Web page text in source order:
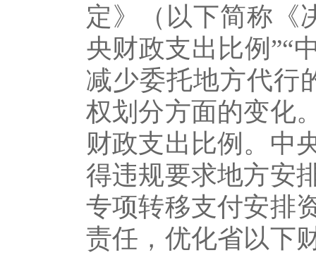
定》（以下简称《
央财政支出比例”“
减少委托地方代行
权划分方面的变化
财政支出比例。中
得违规要求地方安
专项转移支付安排
责任，优化省以下